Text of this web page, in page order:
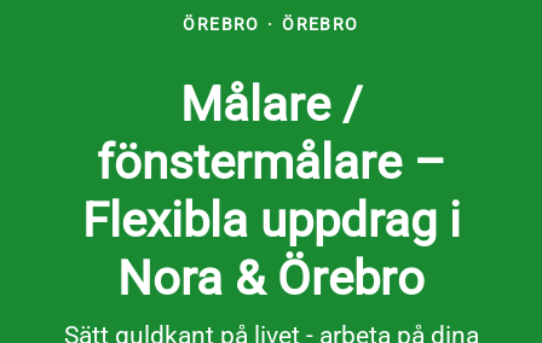
ÖREBRO · ÖREBRO
Målare /
fönstermålare –
Flexibla uppdrag i
Nora & Örebro
Sätt guldkant på livet - arbeta på dina